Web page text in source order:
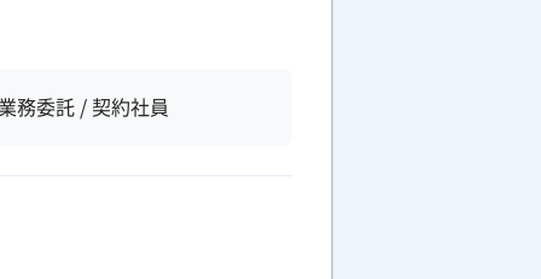
務委託 / 契約社員